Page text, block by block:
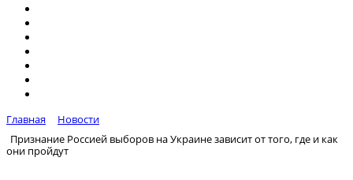
Главная
Новости
Признание Россией выборов на Украине зависит от того, где и как
они пройдут